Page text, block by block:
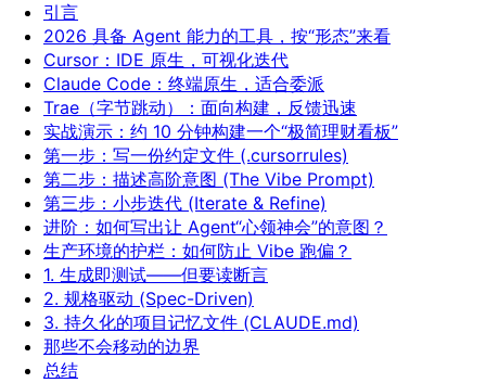
引言
2026 具备 Agent 能力的工具，按“形态”来看
Cursor：IDE 原生，可视化迭代
Claude Code：终端原生，适合委派
Trae（字节跳动）：面向构建，反馈迅速
实战演示：约 10 分钟构建一个“极简理财看板”
第一步：写一份约定文件 (.cursorrules)
第二步：描述高阶意图 (The Vibe Prompt)
第三步：小步迭代 (Iterate & Refine)
进阶：如何写出让 Agent“心领神会”的意图？
生产环境的护栏：如何防止 Vibe 跑偏？
1. 生成即测试——但要读断言
2. 规格驱动 (Spec-Driven)
3. 持久化的项目记忆文件 (CLAUDE.md)
那些不会移动的边界
总结